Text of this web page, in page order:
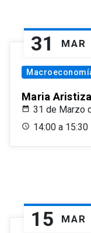
31 MAR
Maria
31 de Marzo
14:00 a 15:30
15 MAR